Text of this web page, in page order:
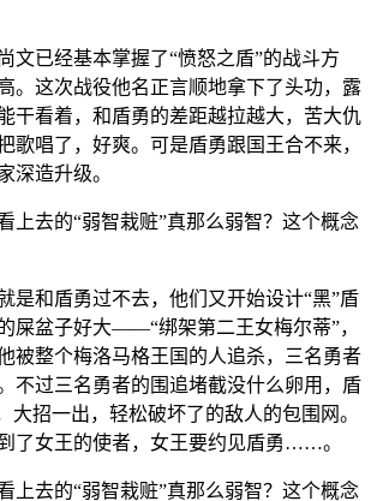
文已经基本掌握了“愤怒之盾”的战斗方
。这次战役他名正言顺地拿下了头功，露
干看着，和盾勇的差距越拉越大，苦大仇
歌唱了，好爽。可是盾勇跟国王合不来，
深造升级。
是和盾勇过不去，他们又开始设计“黑”盾
屎盆子好大——“绑架第二王女梅尔蒂”，
被整个梅洛马格王国的人追杀，三名勇者
不过三名勇者的围追堵截没什么卵用，盾
大招一出，轻松破坏了的敌人的包围网。
了女王的使者，女王要约见盾勇……。